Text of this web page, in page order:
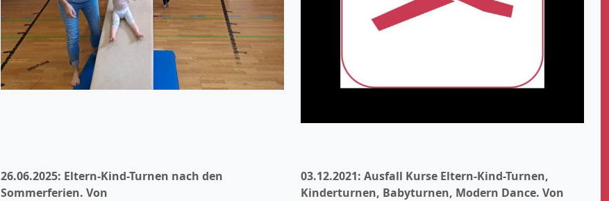
26.06.2025: Eltern-Kind-Turnen nach den
Sommerferien. Von
03.12.2021: Ausfall Kurse Eltern-Kind-Turnen,
Kinderturnen, Babyturnen, Modern Dance. Von